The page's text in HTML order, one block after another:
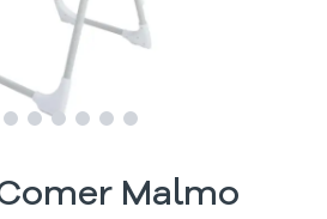
1
Slide2
Slide3
Slide4
Slide5
SlideSlide
Malmo